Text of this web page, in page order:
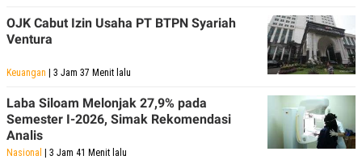
OJK Cabut Izin Usaha PT BTPN Syariah
Ventura
Keuangan | 3 Jam 37 Menit lalu
Laba Siloam Melonjak 27,9% pada
Semester I-2026, Simak Rekomendasi
Analis
Nasional | 3 Jam 41 Menit lalu